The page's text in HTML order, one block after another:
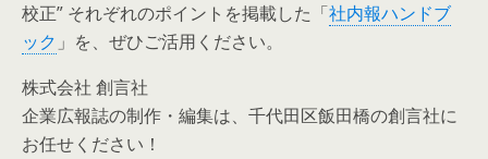
校正” それぞれのポイントを掲載した「社内報ハンドブ
ック 」を、ぜひご活用ください。
株式会社 創言社
企業広報誌の制作・編集は、千代田区飯田橋の創言社に
お任せください！